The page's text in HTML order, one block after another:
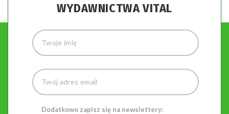
WYDAWNICTWA VITAL
Dodatkowo zapisz się na newslettery: